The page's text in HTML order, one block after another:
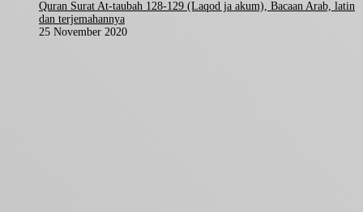
Quran Surat At-taubah 128-129 (Laqod ja akum), Bacaan Arab, latin
dan terjemahannya
25 November 2020